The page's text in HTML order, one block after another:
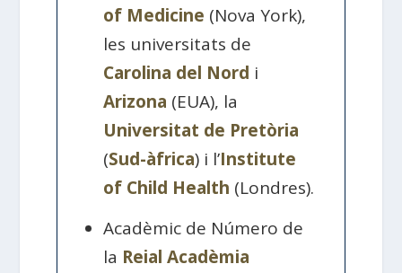
of Medicine (Nova York),
les universitats de
Carolina del Nord i
Arizona (EUA), la
Universitat de Pretòria
(Sud-àfrica) i l’Institute
of Child Health (Londres).
Acadèmic de Número de
la Reial Acadèmia